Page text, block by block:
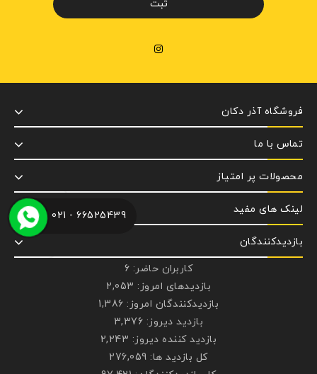
فروشگاه آذر دکان
تماس با ما
محصولات پر امتیاز
لینک های مفید
بازدیدکنندگان
کاربران حاضر: 6
بازدیدهای امروز: 2,053
بازدیدکنندگان امروز: 1,386
بازدید دیروز: 3,376
بازدید کننده دیروز: 2,243
کل بازدید ها: 276,059
66525439 - 021